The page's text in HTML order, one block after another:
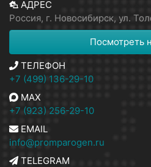
АДРЕС
Россия, г. Новосибирск, ул.
Посмотреть
ТЕЛЕФОН
+7 (499) 136-29-10
MAX
+7 (923) 256-29-10
EMAIL
info@promparogen.ru
TELEGRAM